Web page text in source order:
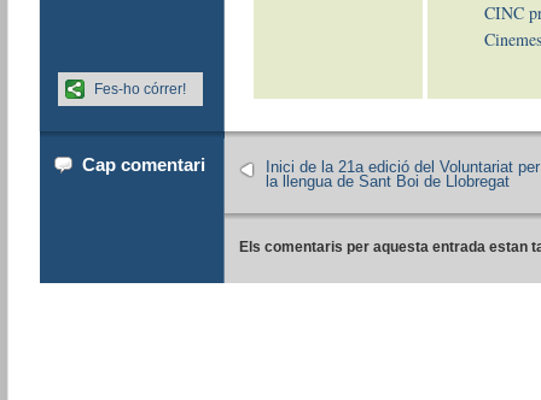
CINC
Fes-ho córrer!
Cap comentari
Inici de la 21a edició del Voluntariat per
la llengua de Sant Boi de Llobregat
Els comentaris per aquesta entrada estan